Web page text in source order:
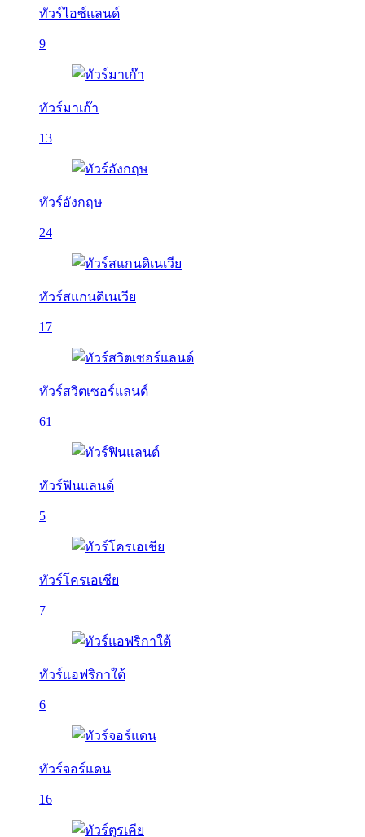
ทัวร์ไอซ์แลนด์
9
ทัวร์มาเก๊า
13
ทัวร์อังกฤษ
24
ทัวร์สแกนดิเนเวีย
17
ทัวร์สวิตเซอร์แลนด์
61
ทัวร์ฟินแลนด์
5
ทัวร์โครเอเชีย
7
ทัวร์แอฟริกาใต้
6
ทัวร์จอร์แดน
16